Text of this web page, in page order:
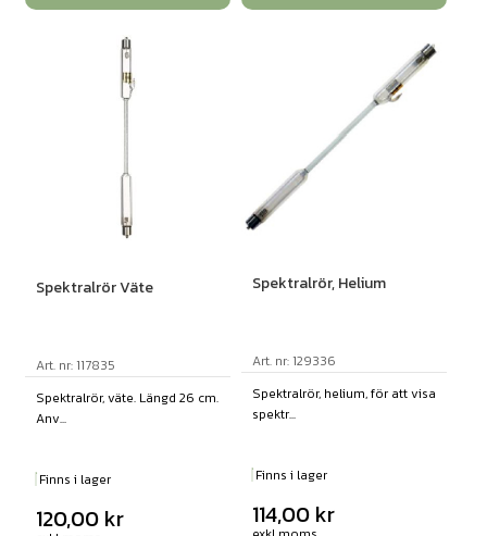
Spektralrör Väte
Art. nr: 117835
Spektralrör, väte. Längd 26 cm.
Anv...
Finns i lager
120,00 kr
Spektralrör, Helium
Art. nr: 129336
Spektralrör, helium, för att visa
spektr...
Finns i lager
114,00 kr